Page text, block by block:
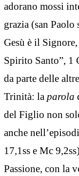
adorano mossi
grazia (san Paolo
Gesù è il
Spirito Santo”, 1
da parte delle
Trinità: la parola
del Figlio non
anche
17,1ss e Mc
Passione, con la